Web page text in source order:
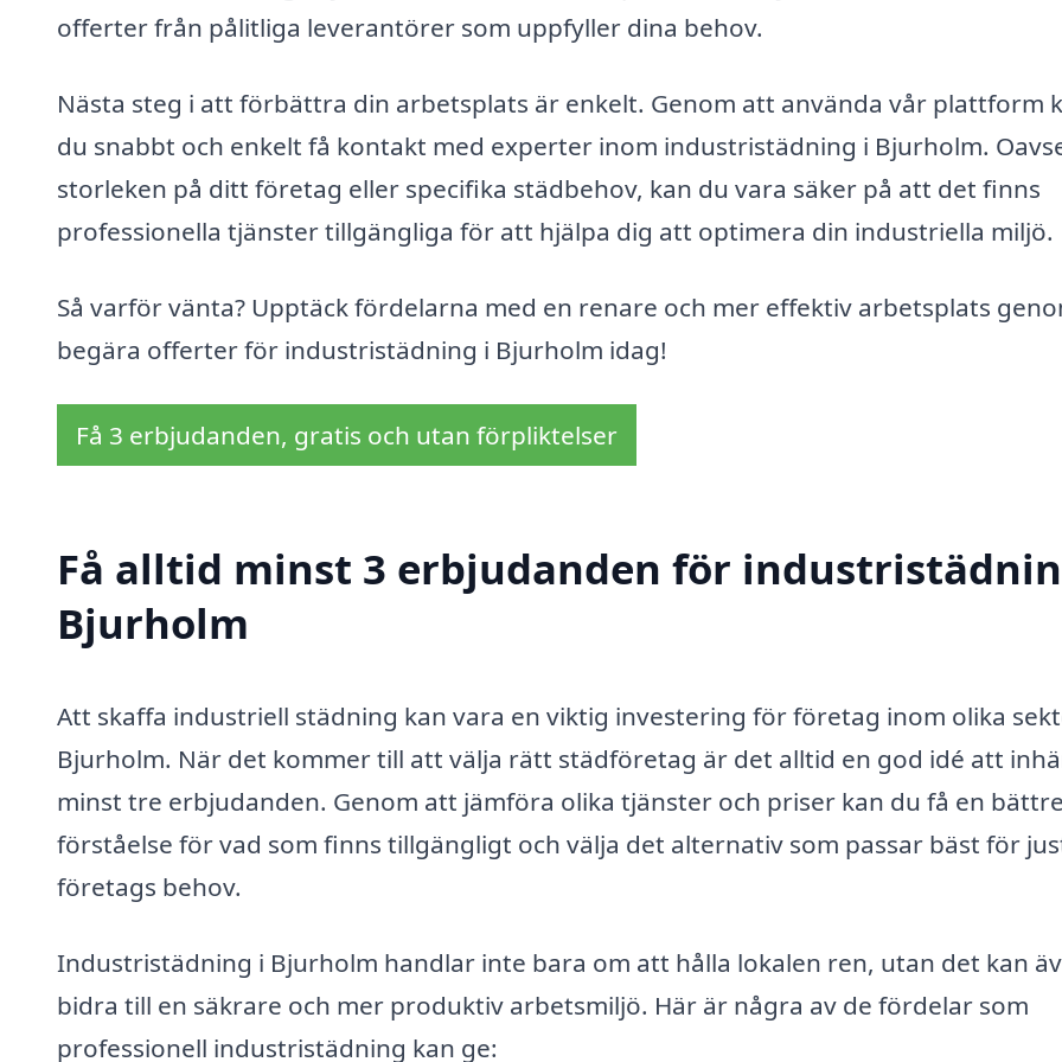
offerter från pålitliga leverantörer som uppfyller dina behov.
Nästa steg i att förbättra din arbetsplats är enkelt. Genom att använda vår plattform
du snabbt och enkelt få kontakt med experter inom industristädning i Bjurholm.
storleken på ditt företag eller specifika städbehov, kan du vara säker på att det finns
professionella tjänster tillgängliga för att hjälpa dig att optimera din industriella miljö.
Så varför vänta? Upptäck fördelarna med en renare och mer effektiv arbetsplats
begära offerter för industristädning i Bjurholm idag!
Få 3 erbjudanden, gratis och utan förpliktelser
Få alltid minst 3 erbjudanden för
Bjurholm
Att skaffa industriell städning kan vara en viktig investering för företag inom olika
Bjurholm. När det kommer till att välja rätt städföretag är det alltid en god idé att
minst tre erbjudanden. Genom att jämföra olika tjänster och priser kan du få en bättre
förståelse för vad som finns tillgängligt och välja det alternativ som passar bäst för
företags behov.
Industristädning i Bjurholm handlar inte bara om att hålla lokalen ren, utan det kan
bidra till en säkrare och mer produktiv arbetsmiljö. Här är några av de fördelar som
professionell industristädning kan ge: